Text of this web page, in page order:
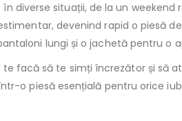
în diverse situații, de la un
devenind rapid o piesă
lungi și o jachetă pentru o
facă să te simți încrezător și să
o piesă esențială pentru orice